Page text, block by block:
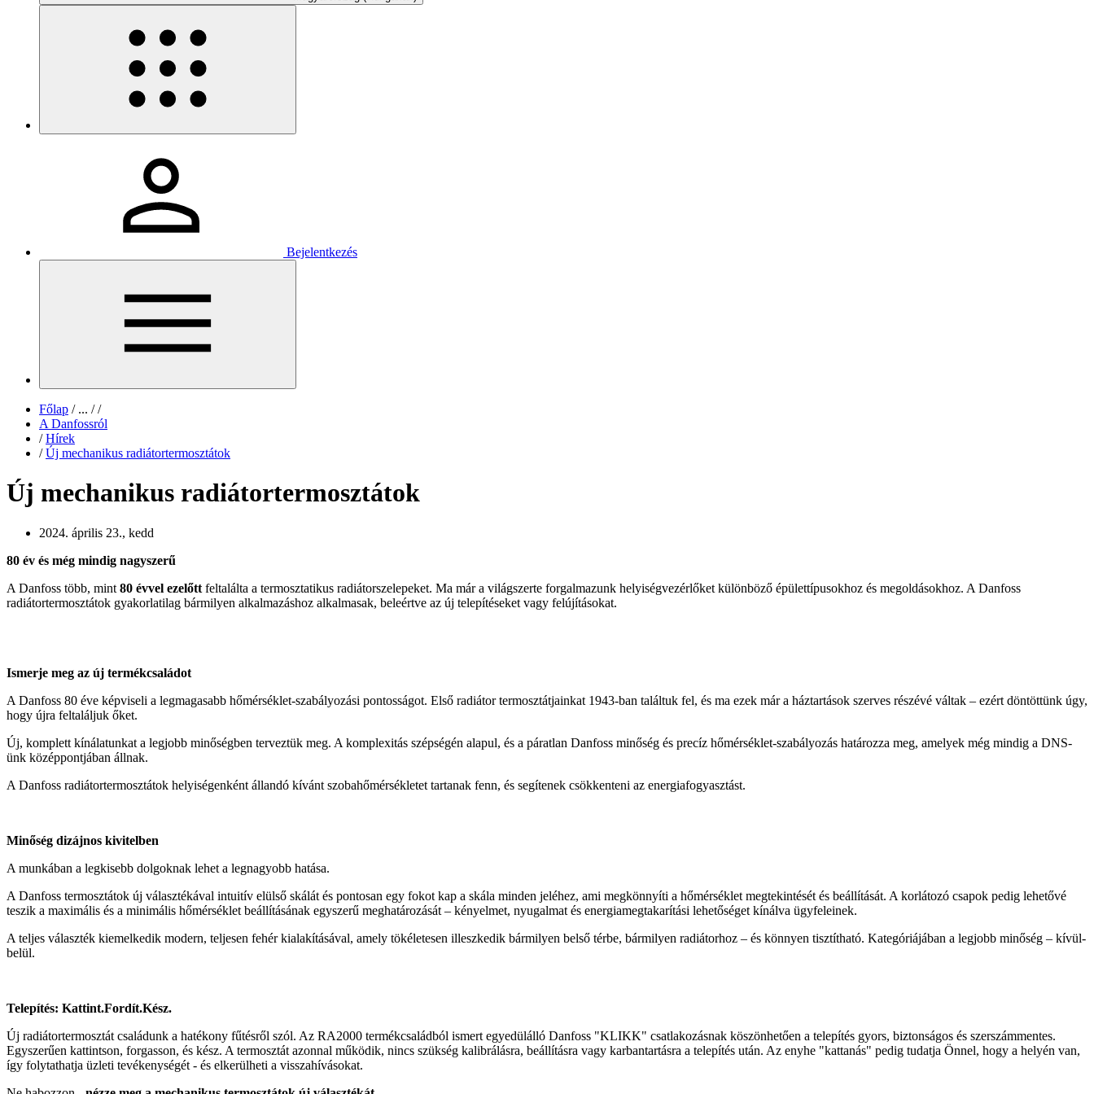
Bejelentkezés
Főlap /... / /
A Danfossról
/ Hírek
/ Új mechanikus radiátortermosztátok
Új mechanikus radiátortermosztátok
2024. április 23., kedd
80 év és még mindig nagyszerű
A Danfoss több, mint 80 évvel ezelőtt feltalálta a termosztatikus radiátorszelepeket. Ma már a világszerte forgalmazunk helyiségvezérlőket különböző épülettípusokhoz és megoldásokhoz. A Danfoss
radiátortermosztátok gyakorlatilag bármilyen alkalmazáshoz alkalmasak, beleértve az új telepítéseket vagy felújításokat.
Ismerje meg az új termékcsaládot
A Danfoss 80 éve képviseli a legmagasabb hőmérséklet-szabályozási pontosságot. Első radiátor termosztátjainkat 1943-ban találtuk fel, és ma ezek már a háztartások szerves részévé váltak – ezért döntöttünk úgy,
hogy újra feltaláljuk őket.
Új, komplett kínálatunkat a legjobb minőségben terveztük meg. A komplexitás szépségén alapul, és a páratlan Danfoss minőség és precíz hőmérséklet-szabályozás határozza meg, amelyek még mindig a DNS-
ünk középpontjában állnak.
A Danfoss radiátortermosztátok helyiségenként állandó kívánt szobahőmérsékletet tartanak fenn, és segítenek csökkenteni az energiafogyasztást.
Minőség dizájnos kivitelben
A munkában a legkisebb dolgoknak lehet a legnagyobb hatása.
A Danfoss termosztátok új választékával intuitív elülső skálát és pontosan egy fokot kap a skála minden jeléhez, ami megkönnyíti a hőmérséklet megtekintését és beállítását. A korlátozó csapok pedig lehetővé
teszik a maximális és a minimális hőmérséklet beállításának egyszerű meghatározását – kényelmet, nyugalmat és energiamegtakarítási lehetőséget kínálva ügyfeleinek.
A teljes választék kiemelkedik modern, teljesen fehér kialakításával, amely tökéletesen illeszkedik bármilyen belső térbe, bármilyen radiátorhoz – és könnyen tisztítható. Kategóriájában a legjobb minőség – kívül-
belül.
Telepítés: Kattint.Fordít.Kész.
Új radiátortermosztát családunk a hatékony fűtésről szól. Az RA2000 termékcsaládból ismert egyedülálló Danfoss "KLIKK" csatlakozásnak köszönhetően a telepítés gyors, biztonságos és szerszámmentes.
Egyszerűen kattintson, forgasson, és kész. A termosztát azonnal működik, nincs szükség kalibrálásra, beállításra vagy karbantartásra a telepítés után. Az enyhe "kattanás" pedig tudatja Önnel, hogy a helyén van,
így folytathatja üzleti tevékenységét - és elkerülheti a visszahívásokat.